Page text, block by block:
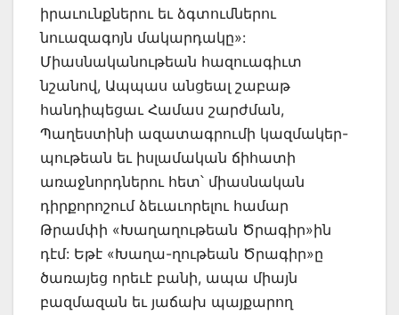
իրաւունքներու եւ ձգտումներու
նուազագոյն մակարդակը»:
Միասնականութեան հազուագիւտ
նշանով, Ապպաս անցեալ շաբաթ
հանդիպեցաւ Համաս շարժման,
Պաղեստինի ազատագրումի կազմակեր-
պութեան եւ իսլամական ճիհատի
առաջնորդներու հետ՝ միասնական
դիրքորոշում ձեւաւորելու համար
Թրամփի «Խաղաղութեան Ծրագիր»ին
դէմ: Եթէ «Խաղա-ղութեան Ծրագիր»ը
ծառայեց որեւէ բանի, ապա միայն
բազմազան եւ յաճախ պայքարող